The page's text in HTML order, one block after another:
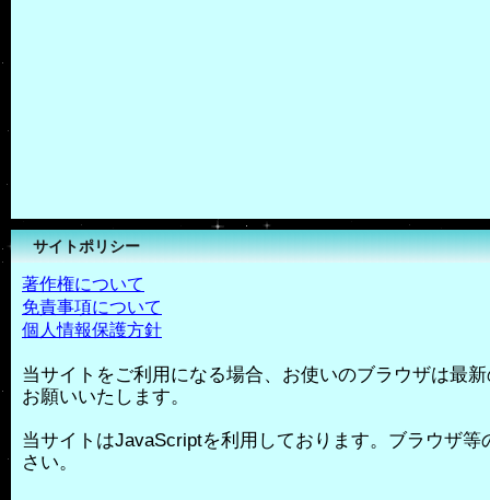
サイトポリシー
著作権について
免責事項について
個人情報保護方針
当サイトをご利用になる場合、お使いのブラウザは最
お願いいたします。
当サイトはJavaScriptを利用しております。ブラウザ
さい。